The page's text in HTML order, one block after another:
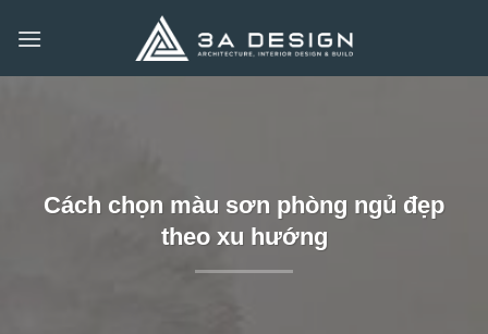
qua
Cách chọn màu sơn phòng ngủ đẹp
theo xu hướng